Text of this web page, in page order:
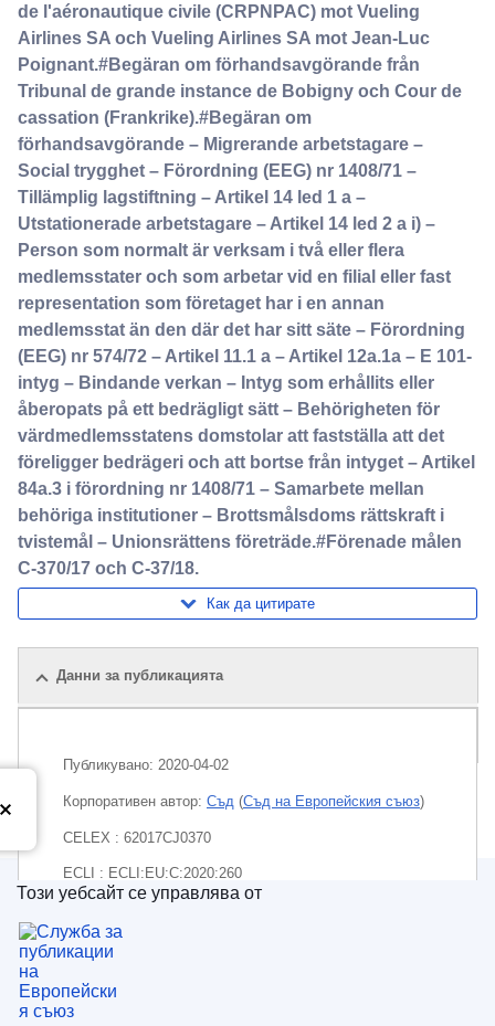
de l'aéronautique civile (CRPNPAC) mot Vueling
Airlines SA och Vueling Airlines SA mot Jean-Luc
Poignant.#Begäran om förhandsavgörande från
Tribunal de grande instance de Bobigny och Cour de
cassation (Frankrike).#Begäran om
förhandsavgörande – Migrerande arbetstagare –
Social trygghet – Förordning (EEG) nr 1408/71 –
Tillämplig lagstiftning – Artikel 14 led 1 a –
Utstationerade arbetstagare – Artikel 14 led 2 a i) –
Person som normalt är verksam i två eller flera
medlemsstater och som arbetar vid en filial eller fast
representation som företaget har i en annan
medlemsstat än den där det har sitt säte – Förordning
(EEG) nr 574/72 – Artikel 11.1 a – Artikel 12a.1a – E 101-
intyg – Bindande verkan – Intyg som erhållits eller
åberopats på ett bedrägligt sätt – Behörigheten för
värdmedlemsstatens domstolar att fastställa att det
föreligger bedrägeri och att bortse från intyget – Artikel
84a.3 i förordning nr 1408/71 – Samarbete mellan
behöriga institutioner – Brottsmålsdoms rättskraft i
tvistemål – Unionsrättens företräde.#Förenade målen
C-370/17 och C-37/18.
Как да цитирате
Данни за публикацията
Публикувано: 2020-04-02
Корпоративен aвтор: Съд (Съд на Европейския съюз)
CELEX : 62017CJ0370
ECLI : ECLI:EU:C:2020:260
Служба за публикации на Европейския съюз
Този уебсайт се управлява от